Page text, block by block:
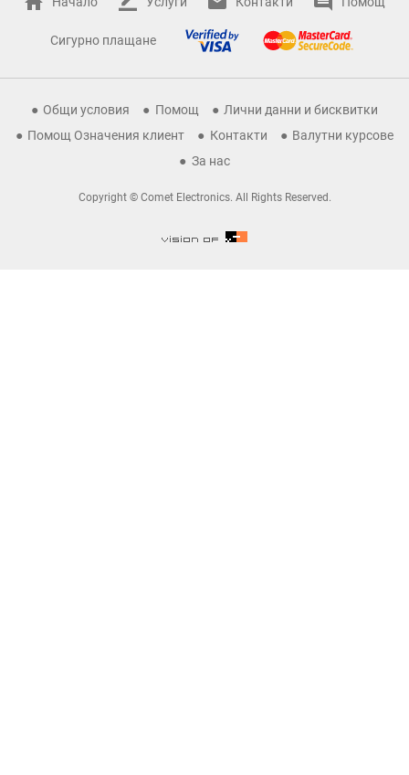
Сигурно плащане
Общи условия Помощ
Лични данни и бисквитки
Помощ Означения клиент
Контакти
Валутни курсове
За нас
Copyright © Comet Electronics. All Rights Reserved.